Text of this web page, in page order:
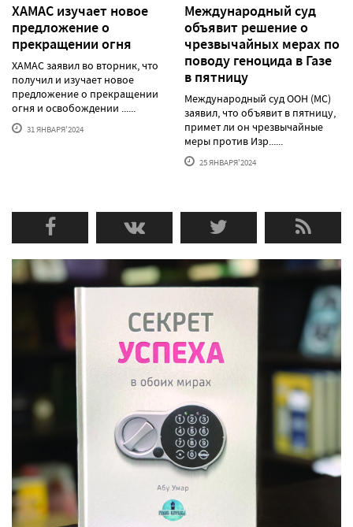
ХАМАС изучает новое
предложение о
прекращении огня
ХАМАС заявил во вторник, что
получил и изучает новое
предложение о прекращении
огня и освобождении ......
31 ЯНВАРЯ'2024
Международный суд
объявит решение о
чрезвычайных мерах по
поводу геноцида в Газе
в пятницу
Международный суд ООН (МС)
заявил, что объявит в пятницу,
примет ли он чрезвычайные
меры против Изр......
25 ЯНВАРЯ'2024